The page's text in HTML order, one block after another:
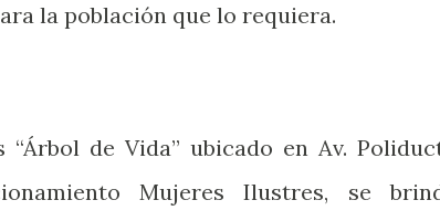
la población que lo requiera.
de Vida” ubicado en Av.
Mujeres Ilustres, se